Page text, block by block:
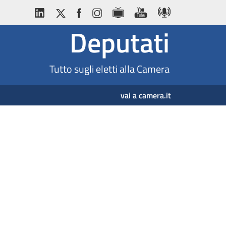
Deputati
Tutto sugli eletti alla Camera
vai a camera.it